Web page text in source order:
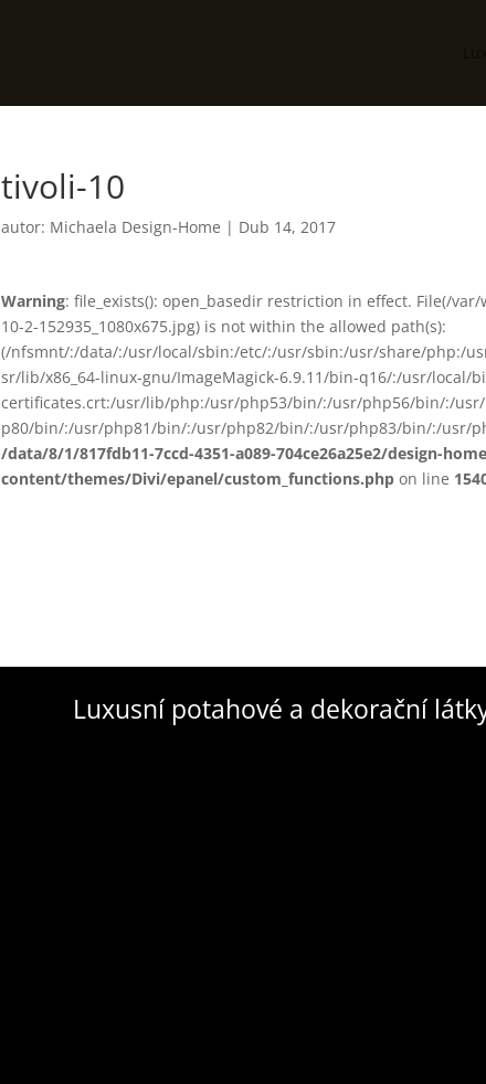
tivoli-10
autor: Michaela Design-Home | Dub 14, 2017
Warning: file_exists(): open_basedir restriction in effect. File(/
10-2-152935_1080x675.jpg) is not within the allowed path(s):
(/nfsmnt/:/data/:/usr/local/sbin:/etc/:/usr/sbin:/usr/share/php:/
sr/lib/x86_64-linux-gnu/ImageMagick-6.9.11/bin-q16/:/usr/local/
certificates.crt:/usr/lib/php:/usr/php53/bin/:/usr/php56/bin/:/
p80/bin/:/usr/php81/bin/:/usr/php82/bin/:/usr/php83/bin/:/usr/
/data/8/1/817fdb11-7ccd-4351-a089-704ce26a25e2/design-
content/themes/Divi/epanel/custom_functions.phpon line
Luxusní potahové a dekorační